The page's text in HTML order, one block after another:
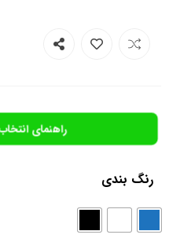
راهنمای
رنگ بندی